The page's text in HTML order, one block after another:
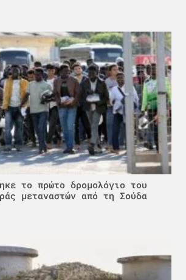
το πρώτο δρομολόγιο του
μεταναστών από τη Σούδα